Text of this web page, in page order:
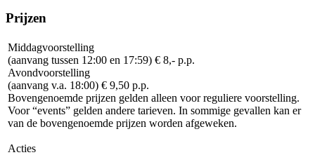
Prijzen
Middagvoorstelling
(aanvang tussen 12:00 en 17:59) € 8,- p.p.
Avondvoorstelling
(aanvang v.a. 18:00) € 9,50 p.p.
Bovengenoemde prijzen gelden alleen voor reguliere voorstelling.
Voor “events” gelden andere tarieven. In sommige gevallen kan er
van de bovengenoemde prijzen worden afgeweken.
Acties